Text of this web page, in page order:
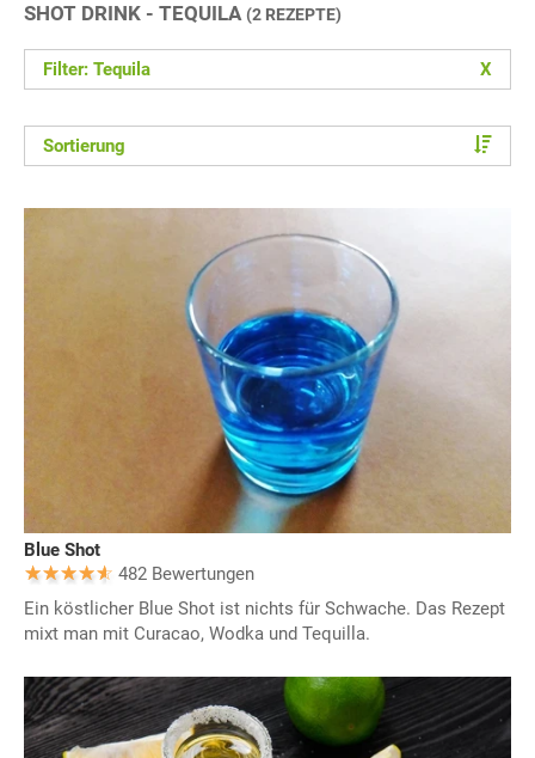
SHOT DRINK - TEQUILA (2 REZEPTE)
Filter: Tequila X
Sortierung
Blue Shot
482 Bewertungen
Ein köstlicher Blue Shot ist nichts für Schwache. Das Rezept
mixt man mit Curacao, Wodka und Tequilla.